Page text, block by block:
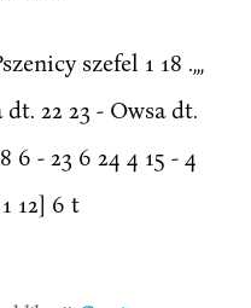
szefel 1 18 .,,,
dt. 22 23 - Owsa dt.
6 - 23 6 24 4 15 - 4
12] 6 t